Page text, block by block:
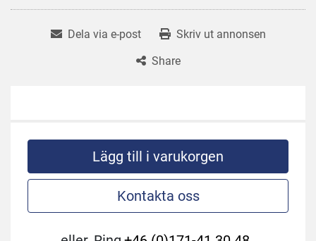
Dela via e-post
Skriv ut annonsen
Share
Lägg till i varukorgen
Kontakta oss